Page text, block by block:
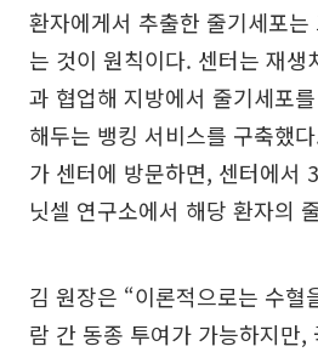
환자에게서 추출한 줄기세포
는 것이 원칙이다. 센터는 재생
과 협업해 지방에서 줄기세포
해두는 뱅킹 서비스를 구축했
가 센터에 방문하면, 센터에서
닛셀 연구소에서 해당 환자의
김 원장은 “이론적으로는 수혈
람 간 동종 투여가 가능하지만,